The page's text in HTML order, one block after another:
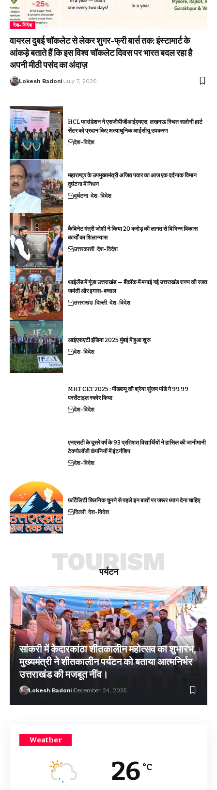
देश-विदेश
वायरल दुबई चॉकलेट से लेकर शुगर-फ्री बार्स तक: इंस्टामार्ट के
आंकड़े बताते हैं कि इस विश्व चॉकलेट दिवस पर भारत बदल रहा है
अपनी मीठी पसंद का अंदाज़
Lokesh Badoni July 7, 2026
HCL फाउंडेशन ने एसजीपीजीआईएमएस, लखनऊ स्थित सलोनी हार्ट
सेंटर को प्रदान किए अत्याधुनिक आईसीयू उपकरण
देश-विदेश
महाराष्ट्र के उपमुख्यमंत्री अजित पवार का आज एक दर्दनाक विमान
दुर्घटना में निधन
दुर्घटना देश-विदेश
कैबिनेट मंत्री जोशी ने किया 20 करोड़ की लागत से विभिन्न विकास
कार्यों का शिलान्यास
उत्तरकाशी देश-विदेश
थाईलैंड में गूंजा उत्तराखंड — बैंकॉक में मनाई गई उत्तराखंड राज्य की रजत
जयंती और इगास-बग्वाल
उत्तराखंड दिल्ली देश-विदेश
आईएफएटी इंडिया 2025 मुंबई में हुआ शुरू
देश-विदेश
MHT CET 2025 : पीडब्ल्यू की श्रेया सुंजय पांडे ने 99.99
परसेंटाइल स्कोर किया
देश-विदेश
एनएसटी के दूसरे वर्ष के 93 प्रतिशत विद्यार्थियों ने हासिल की जानीमानी
टेक्नोलॉजी कंपनियों में इंटर्नशिप
देश-विदेश
फ़र्टिलिटी क्लिनिक चुनने से पहले इन बातों पर जरूर ध्यान देना चाहिए
दिल्ली देश-विदेश
पर्यटन
TOURISM
सांकरी में केदारकांठा शीतकालीन महोत्सव का शुभारंभ,
मुख्यमंत्री ने शीतकालीन पर्यटन को बताया आत्मनिर्भर
उत्तराखंड की मजबूत नींव।
Lokesh Badoni December 24, 2025
Weather
26 °C